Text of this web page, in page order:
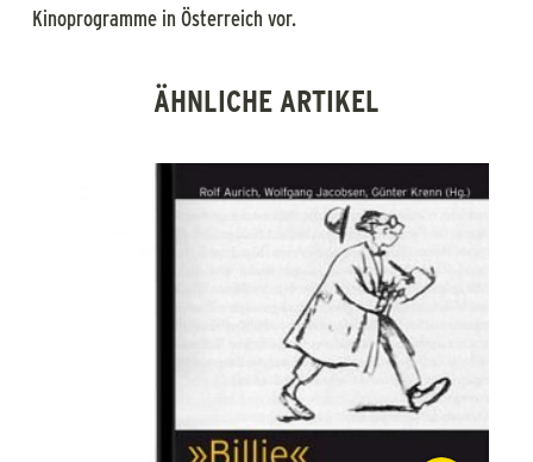
Kinoprogramme in Österreich vor.
ÄHNLICHE ARTIKEL